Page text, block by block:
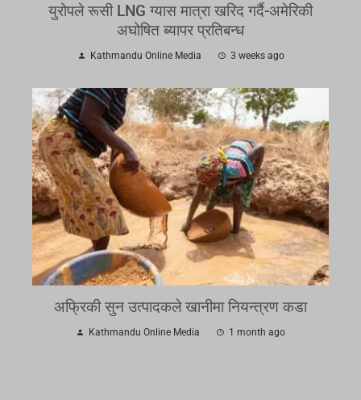
युरोपले रूसी LNG ग्यास मात्रा खरिद गर्दै-अमेरिकी
अघोषित ब्यापर प्रतिबन्ध
Kathmandu Online Media 3 weeks ago
अफ्रिकी सुन उत्पादकले खानीमा नियन्त्रण कडा
Kathmandu Online Media 1 month ago